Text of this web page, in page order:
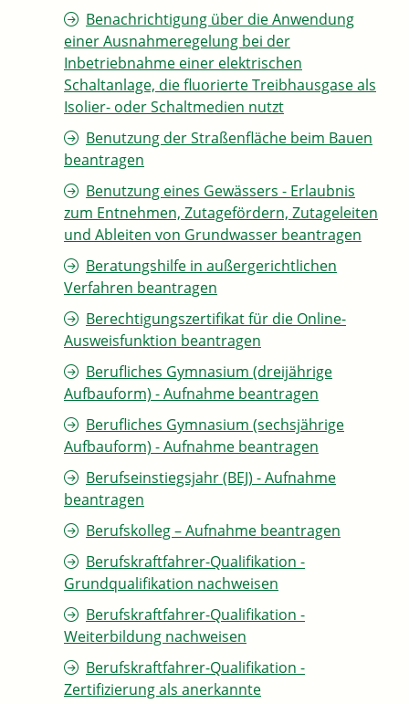
Benachrichtigung über die Anwendung
einer Ausnahmeregelung bei der
Inbetriebnahme einer elektrischen
Schaltanlage, die fluorierte Treibhausgase als
Isolier- oder Schaltmedien nutzt
Benutzung der Straßenfläche beim Bauen
beantragen
Benutzung eines Gewässers - Erlaubnis
zum Entnehmen, Zutagefördern, Zutageleiten
und Ableiten von Grundwasser beantragen
Beratungshilfe in außergerichtlichen
Verfahren beantragen
Berechtigungszertifikat für die Online-
Ausweisfunktion beantragen
Berufliches Gymnasium (dreijährige
Aufbauform) - Aufnahme beantragen
Berufliches Gymnasium (sechsjährige
Aufbauform) - Aufnahme beantragen
Berufseinstiegsjahr (BEJ) - Aufnahme
beantragen
Berufskolleg – Aufnahme beantragen
Berufskraftfahrer-Qualifikation -
Grundqualifikation nachweisen
Berufskraftfahrer-Qualifikation -
Weiterbildung nachweisen
Berufskraftfahrer-Qualifikation -
Zertifizierung als anerkannte